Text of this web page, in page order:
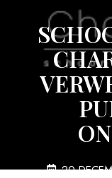
20